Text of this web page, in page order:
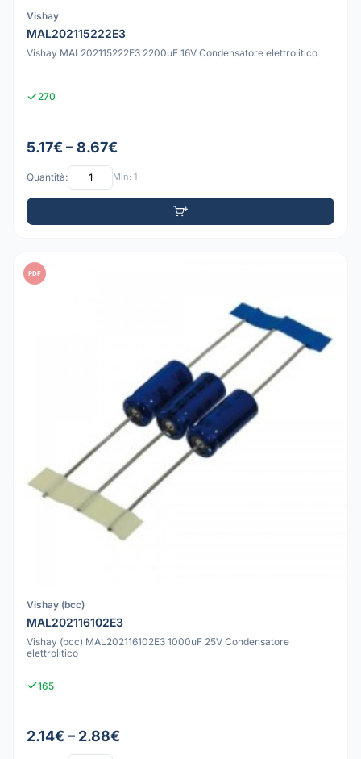
Vishay
MAL202115222E3
Vishay MAL202115222E3 2200uF 16V Condensatore elettrolitico
270
5.17€ – 8.67€
Quantità: Min: 1
PDF
Vishay (bcc)
MAL202116102E3
Vishay (bcc) MAL202116102E3 1000uF 25V Condensatore
elettrolitico
165
2.14€ – 2.88€